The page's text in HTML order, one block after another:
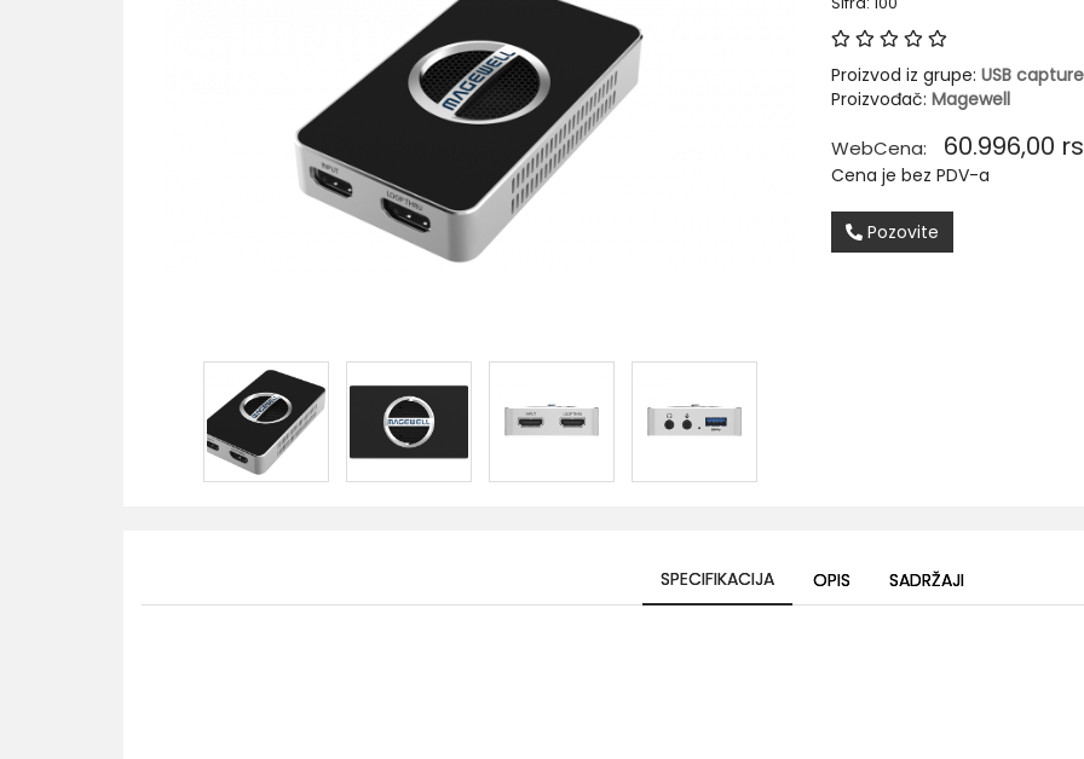
Proizvod iz grupe: USB
Proizvođač: Magewell
WebCena: 60.996,00
Cena je bez PDV-a
Pozovite
SPECIFIKACIJA OPIS SADRŽAJI